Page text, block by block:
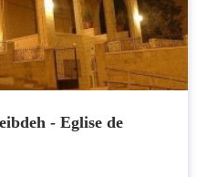
- Eglise de